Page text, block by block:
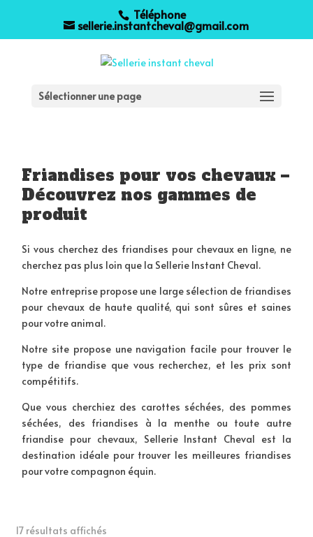
Téléphone
sellerie.instantcheval@gmail.com
Sélectionner une page
Friandises pour vos chevaux –
Découvrez nos gammes de
produit
Si vous cherchez des friandises pour chevaux en ligne, ne
cherchez pas plus loin que la Sellerie Instant Cheval.
Notre entreprise propose une large sélection de friandises
pour chevaux de haute qualité, qui sont sûres et saines
pour votre animal.
Notre site propose une navigation facile pour trouver le
type de friandise que vous recherchez, et les prix sont
compétitifs.
Que vous cherchiez des carottes séchées, des pommes
séchées, des friandises à la menthe ou toute autre
friandise pour chevaux, Sellerie Instant Cheval est la
destination idéale pour trouver les meilleures friandises
pour votre compagnon équin.
17 résultats affichés